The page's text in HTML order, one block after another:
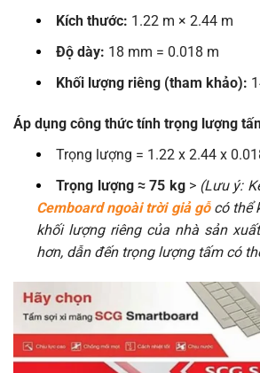
Kích thước: 1.22 m × 2.44 m
Độ dày: 18 mm = 0.018 m
Khối lượng riêng (tham khảo):
Áp dụng công thức tính trọng lượng
Trọng lượng = 1.22 x 2.44 x
Trọng lượng ≈ 75 kg> (Lưu ý:
Cemboard ngoài trời giả gỗcó thể
khối lượng riêng của nhà sản
hơn, dẫn đến trọng lượng tấm có